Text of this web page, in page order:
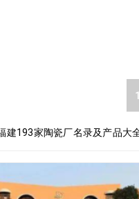
建193家陶瓷厂名录及产品大